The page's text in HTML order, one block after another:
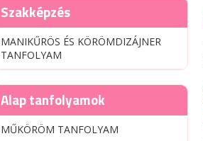
Szakképzés
MANIKŰRÖS ÉS KÖRÖMDIZÁJNER
TANFOLYAM
Alap tanfolyamok
MŰKÖRÖM TANFOLYAM